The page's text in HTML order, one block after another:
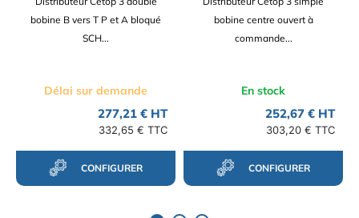
bobine B vers T P et A bloqué
SCH...
Délai sur demande
277,21 € HT
332,65 € TTC
CONFIGURER
bobine centre ouvert à
commande...
En stock
252,67 € HT
303,20 € TTC
CONFIGURER